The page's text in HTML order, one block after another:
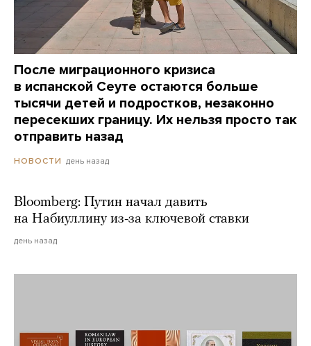
После миграционного кризиса
в испанской Сеуте остаются больше
тысячи детей и подростков, незаконно
пересекших границу. Их нельзя просто так
отправить назад
НОВОСТИ день назад
Bloomberg: Путин начал давить
на Набиуллину из-за ключевой ставки
день назад